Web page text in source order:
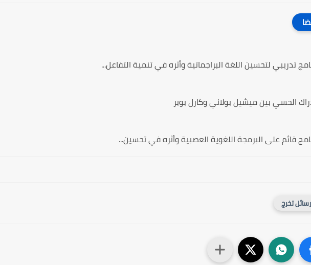
تدريبي لتحسين اللغة البراجماتية وأثره في تنمية التفاعل...
الحسي بين ميشيل بولاني وكارل بوبر
قائم على البرمجة اللغوية العصبية وأثره في تحسين...
رسائل تخرج